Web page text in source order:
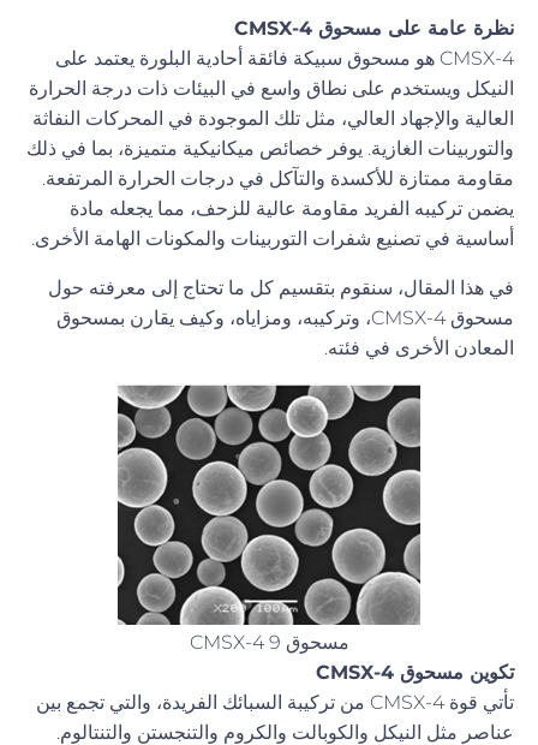
نظرة عامة على مسحوق CMSX-4
CMSX-4 هو مسحوق سبيكة فائقة أحادية البلورة يعتمد على
النيكل ويستخدم على نطاق واسع في البيئات ذات درجة الحرارة
العالية والإجهاد العالي، مثل تلك الموجودة في المحركات النفاثة
والتوربينات الغازية. يوفر خصائص ميكانيكية متميزة، بما في ذلك
مقاومة ممتازة للأكسدة والتآكل في درجات الحرارة المرتفعة.
يضمن تركيبه الفريد مقاومة عالية للزحف، مما يجعله مادة
أساسية في تصنيع شفرات التوربينات والمكونات الهامة الأخرى.
في هذا المقال، سنقوم بتقسيم كل ما تحتاج إلى معرفته حول
مسحوق CMSX-4، وتركيبه، ومزاياه، وكيف يقارن بمسحوق
المعادن الأخرى في فئته.
مسحوق CMSX-4 9
تكوين مسحوق CMSX-4
تأتي قوة CMSX-4 من تركيبة السبائك الفريدة، والتي تجمع بين
عناصر مثل النيكل والكوبالت والكروم والتنجستن والتنتالوم.